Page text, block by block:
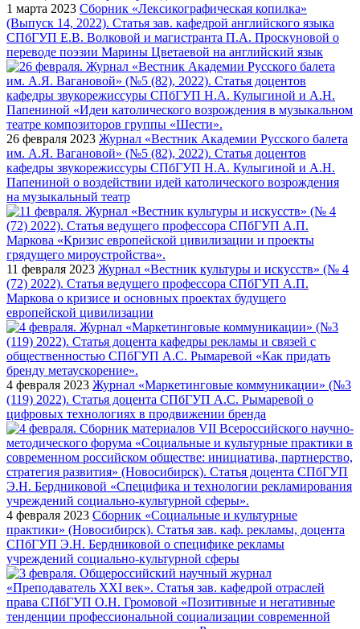
1 марта 2023 Сборник «Лексикографическая копилка»
(Выпуск 14, 2022). Статья зав. кафедрой английского языка
СПбГУП Е.В. Волковой и магистранта П.А. Проскуновой о
переводе поэзии Марины Цветаевой на английский язык
26 февраля 2023 Журнал «Вестник Академии Русского балета
им. А.Я. Вагановой» (№5 (82), 2022). Статья доцентов
кафедры звукорежиссуры СПбГУП Н.А. Кулыгиной и А.Н.
Папениной о воздействии идей католического возрождения
на музыкальный театр
11 февраля 2023 Журнал «Вестник культуры и искусств» (№ 4
(72) 2022). Статья ведущего профессора СПбГУП А.П.
Маркова о кризисе и основных проектах будущего
европейской цивилизации
4 февраля 2023 Журнал «Маркетинговые коммуникации» (№3
(119) 2022). Статья доцента СПбГУП А.С. Рымаревой о
цифровых технологиях в продвижении бренда
4 февраля 2023 Сборник «Социальные и культурные
практики» (Новосибирск). Статья зав. каф. рекламы, доцента
СПбГУП Э.Н. Бердниковой о специфике рекламы
учреждений социально-культурной сферы